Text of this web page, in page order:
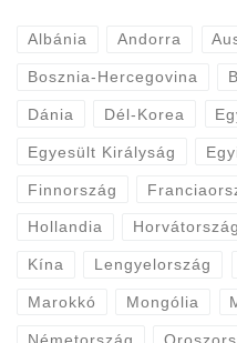
Albánia Andorra
Bosznia-Hercegovina
Dánia Dél-Korea
Egyesült Királyság
Finnország
Hollandia Horvátország
Kína Lengyelország
Marokkó Mongólia
Németország